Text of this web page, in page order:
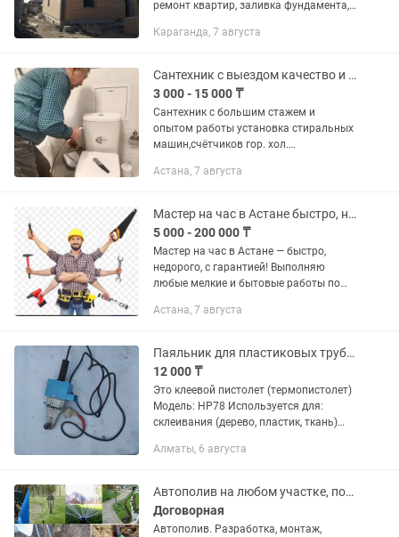
ремонт квартир, заливка фундамента,
сложности, современным дизайном,
Караганда, 7 августа
Сантехник с выездом качество и гарантия
3 000 - 15 000 ₸
Сантехник с большим стажем и
опытом работы установка стиральных
машин,счётчиков гор. хол.
монтаж пластиковых труб, чистка
делаю...
Астана, 7 августа
Мастер на час в Астане быстро, недорого, с гарантией!
5 000 - 200 000 ₸
Мастер на час в Астане — быстро,
недорого, с гарантией! Выполняю
любые мелкие и бытовые работы по
ответственно — как для себя. Оплата
Астана, 7 августа
Паяльник для пластиковых труб и клеевой пистолет
12 000 ₸
Это клеевой пистолет (термопистолет)
Модель: HP78 Используется для:
склеивания (дерево, пластик, ткань)
Рабочий, греет хорошо Подходит для
Алматы, 6 августа
Автополив на любом участке, под ключ. Гарантия, обслуживание.
Договорная
Автополив. Разработка, монтаж,